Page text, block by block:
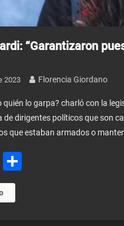
“Garantizaron
2023 Florencia Giordano
quién lo garpa? charló con la
de dirigentes políticos que son
que estaban armados o
Email